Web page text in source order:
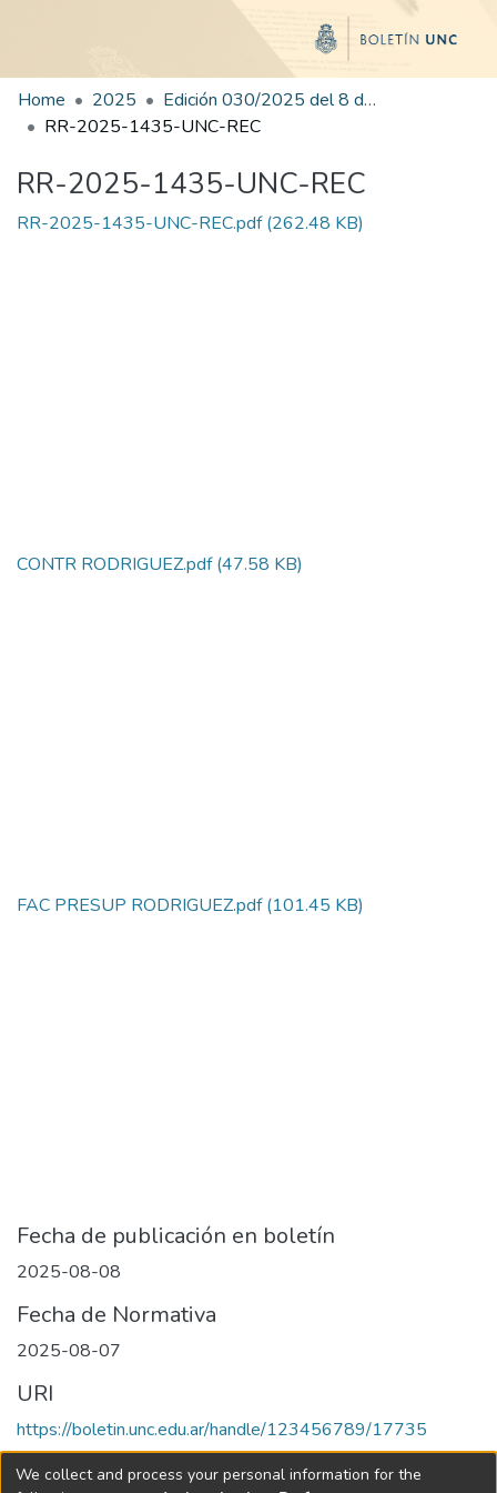
Home 2025
Edición 030/2025 del 8 de agosto de 2025
RR-2025-1435-UNC-REC
RR-2025-1435-UNC-REC
RR-2025-1435-UNC-REC.pdf(262.48 KB)
CONTR RODRIGUEZ.pdf(47.58 KB)
FAC PRESUP RODRIGUEZ.pdf(101.45 KB)
Fecha de publicación en boletín
2025-08-08
Fecha de Normativa
2025-08-07
URI
https://boletin.unc.edu.ar/handle/123456789/17735
Collections
We collect and process your personal information for the